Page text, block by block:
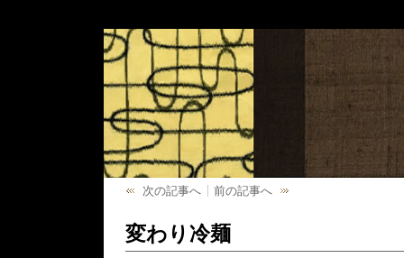
次の記事へ 前の記事へ
変わり冷麺